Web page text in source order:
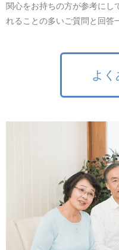
関心をお持ちの方が参考にし
れることの多いご質問と回答
よ